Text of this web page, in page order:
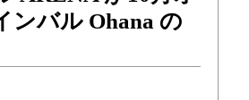
ンバル Ohana の